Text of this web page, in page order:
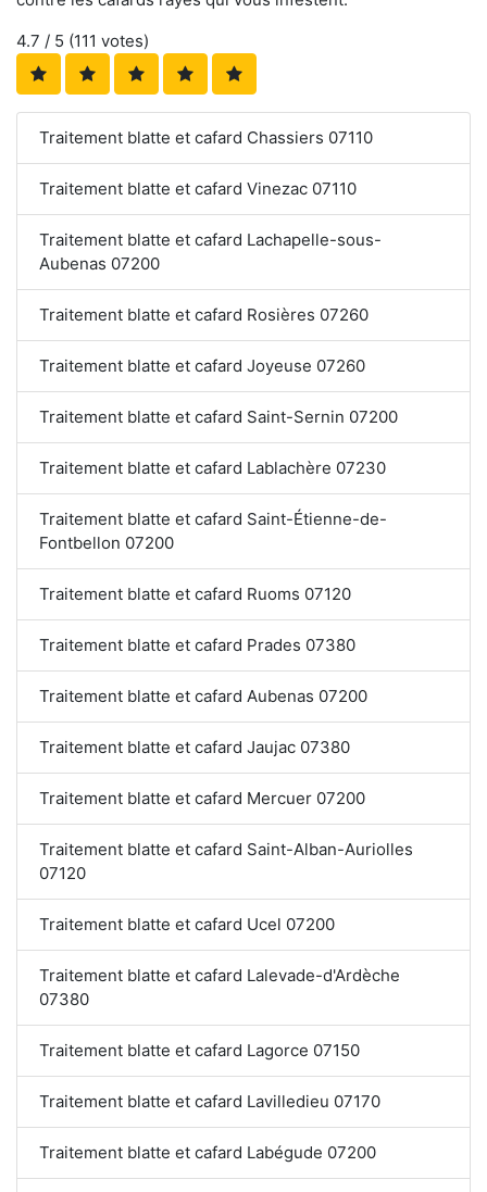
4.7 / 5 (111 votes)
Traitement blatte et cafard Chassiers 07110
Traitement blatte et cafard Vinezac 07110
Traitement blatte et cafard Lachapelle-sous-
Aubenas 07200
Traitement blatte et cafard Rosières 07260
Traitement blatte et cafard Joyeuse 07260
Traitement blatte et cafard Saint-Sernin 07200
Traitement blatte et cafard Lablachère 07230
Traitement blatte et cafard Saint-Étienne-de-
Fontbellon 07200
Traitement blatte et cafard Ruoms 07120
Traitement blatte et cafard Prades 07380
Traitement blatte et cafard Aubenas 07200
Traitement blatte et cafard Jaujac 07380
Traitement blatte et cafard Mercuer 07200
Traitement blatte et cafard Saint-Alban-Auriolles
07120
Traitement blatte et cafard Ucel 07200
Traitement blatte et cafard Lalevade-d'Ardèche
07380
Traitement blatte et cafard Lagorce 07150
Traitement blatte et cafard Lavilledieu 07170
Traitement blatte et cafard Labégude 07200